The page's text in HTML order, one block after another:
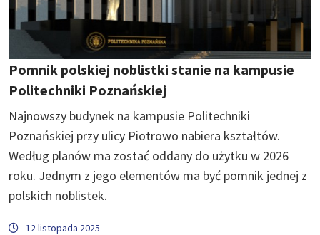
Pomnik polskiej noblistki stanie na kampusie
Politechniki Poznańskiej
Najnowszy budynek na kampusie Politechniki
Poznańskiej przy ulicy Piotrowo nabiera kształtów.
Według planów ma zostać oddany do użytku w 2026
roku. Jednym z jego elementów ma być pomnik jednej z
polskich noblistek.
12 listopada 2025